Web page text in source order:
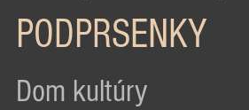
PODPRSENKY
Dom kultúry